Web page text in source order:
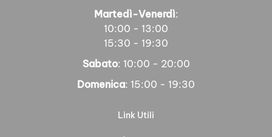
Martedì-Venerdì:
10:00 - 13:00
15:30 - 19:30
Sabato: 10:00 - 20:00
Domenica: 15:00 - 19:30
Link Utili